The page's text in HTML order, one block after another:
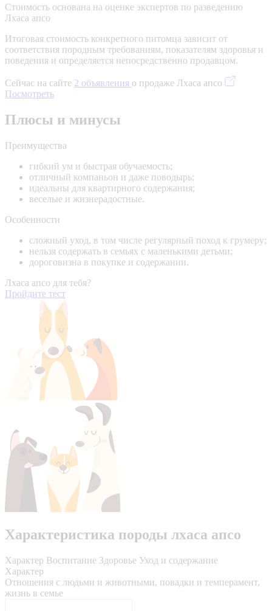
Стоимость основана на оценке экспертов по разведению
Лхаса апсо
Итоговая стоимость конкретного питомца зависит от
соответствия породным требованиям, показателям здоровья и
поведения и определяется непосредственно продавцом.
Сейчас на сайте 2 объявления о продаже Лхаса апсо
Посмотреть
Плюсы и минусы
Преимущества
гибкий ум и быстрая обучаемость;
отличный компаньон и даже поводырь;
идеальны для квартирного содержания;
веселые и жизнерадостные.
Особенности
сложный уход, в том числе регулярный поход к грумеру;
нельзя содержать в семьях с маленькими детьми;
дороговизна в покупке и содержании.
Лхаса апсо для тебя?
Пройдите тест
Характеристика породы лхаса апсо
Характер Воспитание Здоровье Уход и содержание
Характер
Отношения с людьми и животными, повадки и темперамент,
жизнь в семье